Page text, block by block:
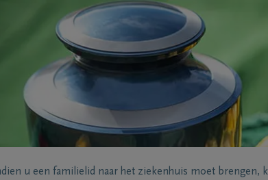
u een familielid naar het ziekenhuis moet brengen,